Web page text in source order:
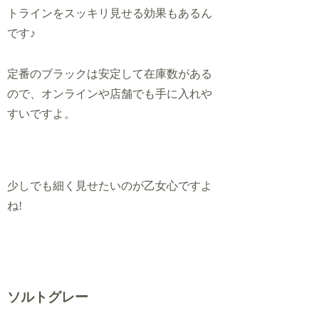
トラインをスッキリ見せる効果もあるん
です♪
定番のブラックは安定して在庫数がある
ので、オンラインや店舗でも手に入れや
すいですよ。
少しでも細く見せたいのが乙女心ですよ
ね!
ソルトグレー